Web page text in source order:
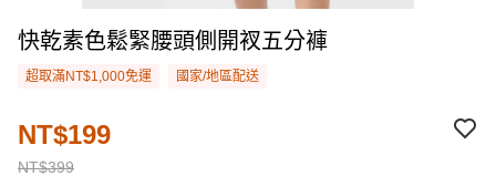
快乾素色鬆緊腰頭側開衩五分褲
超取滿NT$1,000免運 國家/地區配送
NT$399
NT$199